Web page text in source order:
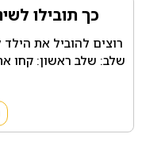
כך תובילו
רוצים להוביל את
שלב: שלב ראשון: קחו